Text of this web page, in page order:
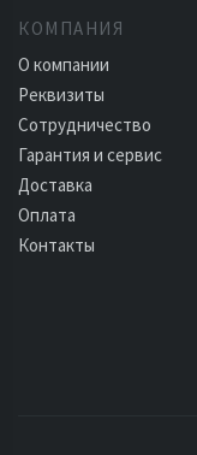
КОМПАНИЯ
О компании
Реквизиты
Сотрудничество
Гарантия и сервис
Доставка
Оплата
Контакты